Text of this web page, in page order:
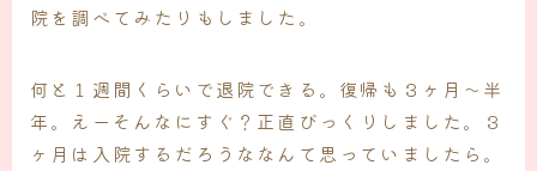
院を調べてみたりもしました。
何と１週間くらいで退院できる。復帰も３ヶ月〜半
年。えーそんなにすぐ？正直びっくりしました。３
ヶ月は入院するだろうななんて思っていましたら。